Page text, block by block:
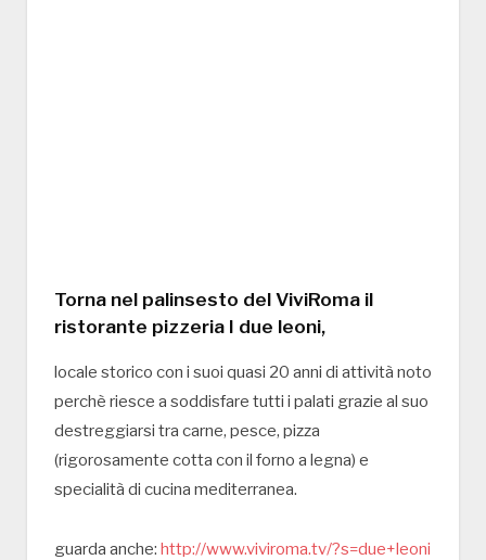
Torna nel palinsesto del ViviRoma il
ristorante pizzeria I due leoni,
locale storico con i suoi quasi 20 anni di attività noto
perchè riesce a soddisfare tutti i palati grazie al suo
destreggiarsi tra carne, pesce, pizza
(rigorosamente cotta con il forno a legna) e
specialità di cucina mediterranea.
guarda anche: http://www.viviroma.tv/?s=due+leoni